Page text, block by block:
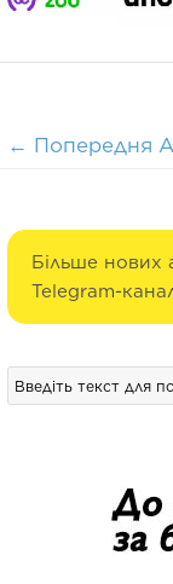
← Попередня
Більше
Telegram-